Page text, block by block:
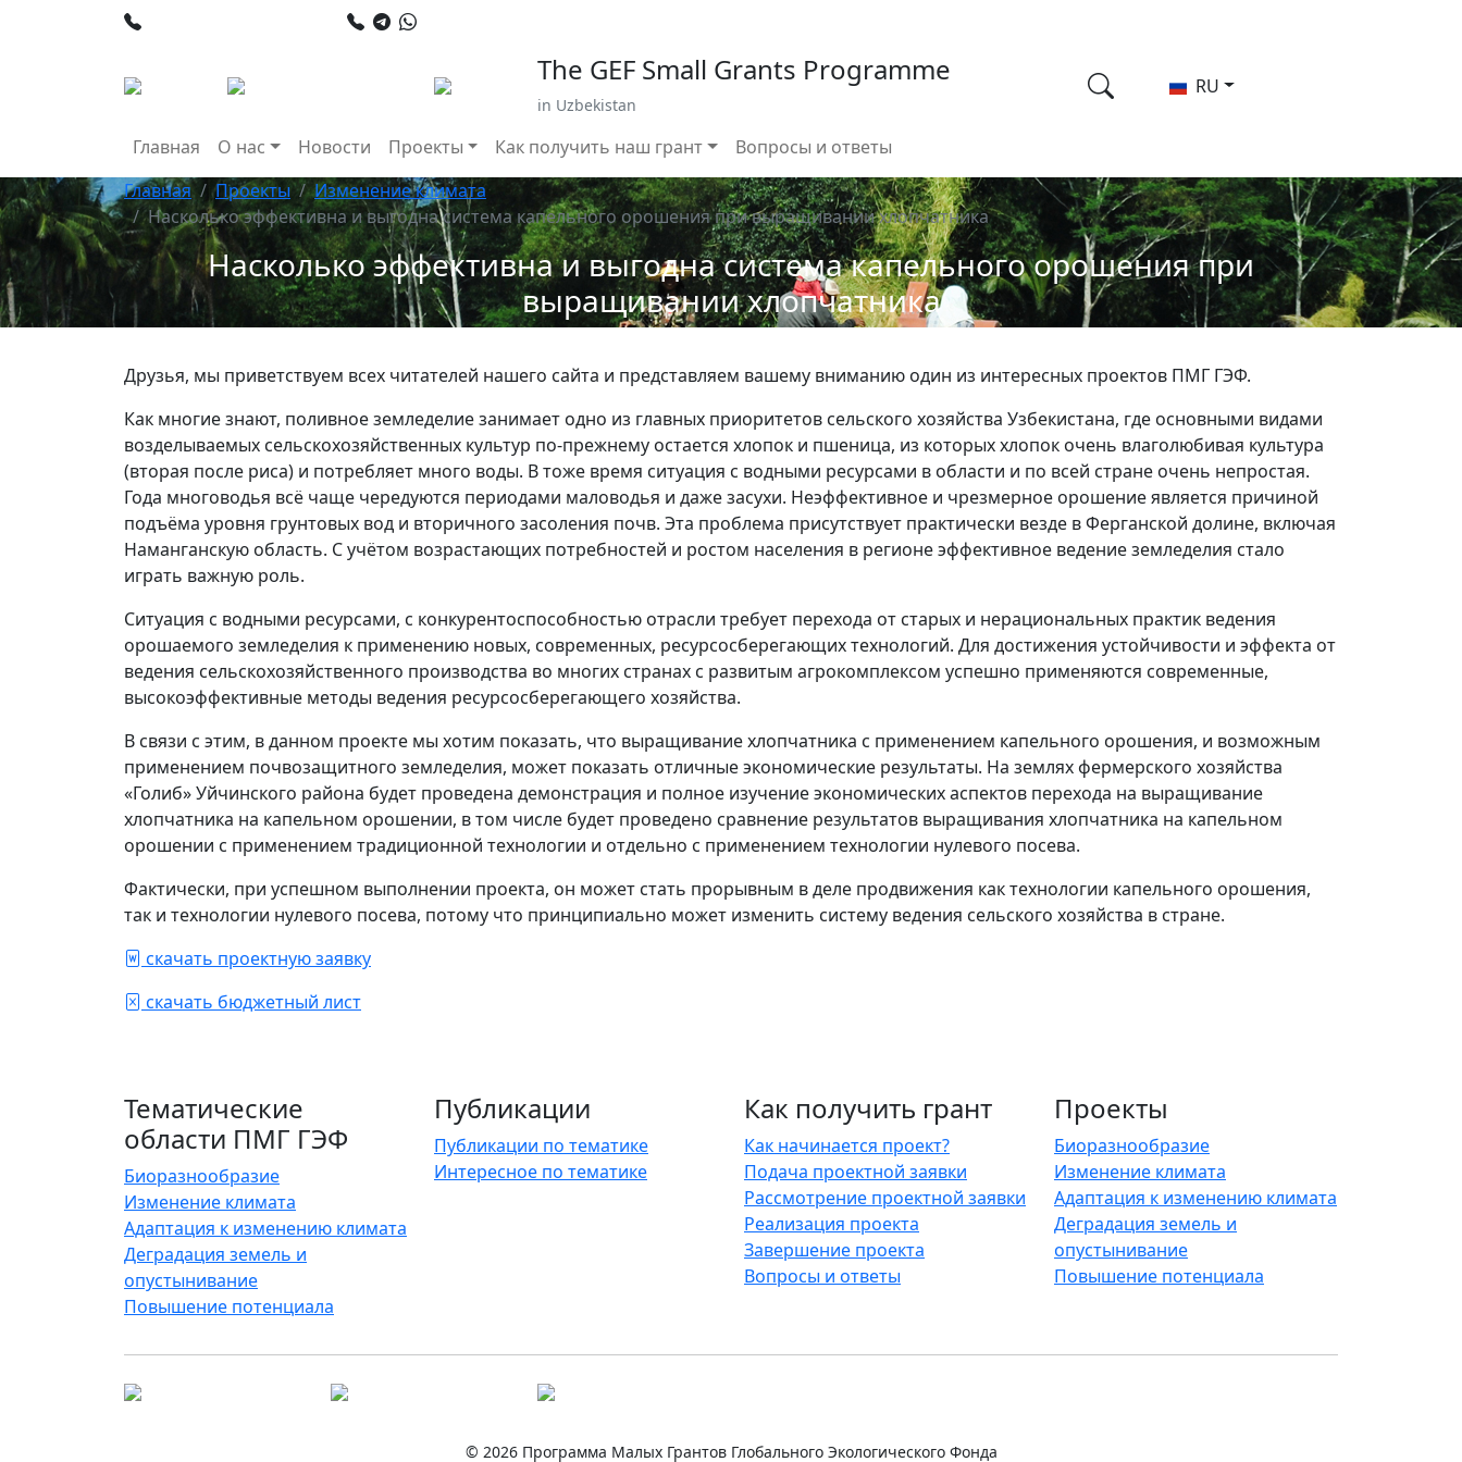
The GEF Small Grants Programme
in Uzbekistan
RU
Главная О нас Новости Проекты Как получить наш грант
Вопросы и ответы
Главная
Проекты
Изменение климата
Насколько эффективна и выгодна система капельного орошения при выращивании хлопчатника
Насколько эффективна и выгодна система капельного орошения при
выращивании хлопчатника
Друзья, мы приветствуем всех читателей нашего сайта и представляем вашему вниманию один из интересных проектов ПМГ ГЭФ.
Как многие знают, поливное земледелие занимает одно из главных приоритетов сельского хозяйства Узбекистана, где основными видами
возделываемых сельскохозяйственных культур по-прежнему остается хлопок и пшеница, из которых хлопок очень влаголюбивая культура
(вторая после риса) и потребляет много воды. В тоже время ситуация с водными ресурсами в области и по всей стране очень непростая.
Года многоводья всё чаще чередуются периодами маловодья и даже засухи. Неэффективное и чрезмерное орошение является причиной
подъёма уровня грунтовых вод и вторичного засоления почв. Эта проблема присутствует практически везде в Ферганской долине, включая
Наманганскую область. С учётом возрастающих потребностей и ростом населения в регионе эффективное ведение земледелия стало
играть важную роль.
Ситуация с водными ресурсами, с конкурентоспособностью отрасли требует перехода от старых и нерациональных практик ведения
орошаемого земледелия к применению новых, современных, ресурсосберегающих технологий. Для достижения устойчивости и эффекта от
ведения сельскохозяйственного производства во многих странах с развитым агрокомплексом успешно применяются современные,
высокоэффективные методы ведения ресурсосберегающего хозяйства.
В связи с этим, в данном проекте мы хотим показать, что выращивание хлопчатника с применением капельного орошения, и возможным
применением почвозащитного земледелия, может показать отличные экономические результаты. На землях фермерского хозяйства
«Голиб» Уйчинского района будет проведена демонстрация и полное изучение экономических аспектов перехода на выращивание
хлопчатника на капельном орошении, в том числе будет проведено сравнение результатов выращивания хлопчатника на капельном
орошении с применением традиционной технологии и отдельно с применением технологии нулевого посева.
Фактически, при успешном выполнении проекта, он может стать прорывным в деле продвижения как технологии капельного орошения,
так и технологии нулевого посева, потому что принципиально может изменить систему ведения сельского хозяйства в стране.
скачать проектную заявку
скачать бюджетный лист
Тематические
области ПМГ ГЭФ
Биоразнообразие
Изменение климата
Адаптация к изменению климата
Деградация земель и
опустынивание
Повышение потенциала
Публикации
Публикации по тематике
Интересное по тематике
Как получить грант
Как начинается проект?
Подача проектной заявки
Рассмотрение проектной заявки
Реализация проекта
Завершение проекта
Вопросы и ответы
Проекты
Биоразнообразие
Изменение климата
Адаптация к изменению климата
Деградация земель и
опустынивание
Повышение потенциала
© 2026 Программа Малых Грантов Глобального Экологического Фонда